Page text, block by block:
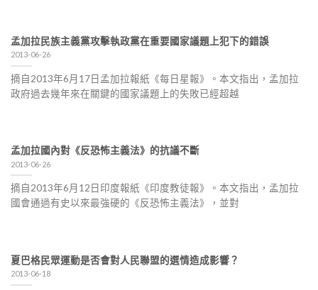
孟加拉民族主義黨攻擊執政黨在重要國家議題上犯下的錯誤
2013-06-26
摘自2013年6月17日孟加拉報紙《每日星報》。本文指出，孟加拉
政府過去幾年來在關鍵的國家議題上的失敗已經超越
孟加拉國內對《反恐怖主義法》的抗議不斷
2013-06-26
摘自2013年6月12日印度報紙《印度教徒報》。本文指出，孟加拉
國會通過有史以來最強硬的《反恐怖主義法》，並對
夏巴格民眾運動是否會對人民聯盟的選情造成影響？
2013-06-18